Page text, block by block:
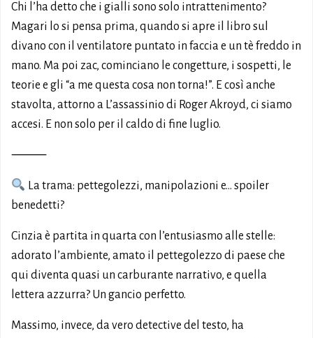
Chi l’ha detto che i gialli sono solo intrattenimento?
Magari lo si pensa prima, quando si apre il libro sul
divano con il ventilatore puntato in faccia e un tè freddo in
mano. Ma poi zac, cominciano le congetture, i sospetti, le
teorie e gli “a me questa cosa non torna!”. E così anche
stavolta, attorno a L’assassinio di Roger Akroyd, ci siamo
accesi. E non solo per il caldo di fine luglio.
⸻
La trama: pettegolezzi, manipolazioni e… spoiler
benedetti?
Cinzia è partita in quarta con l’entusiasmo alle stelle:
adorato l’ambiente, amato il pettegolezzo di paese che
qui diventa quasi un carburante narrativo, e quella
lettera azzurra? Un gancio perfetto.
Massimo, invece, da vero detective del testo, ha